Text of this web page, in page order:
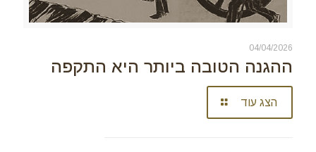
04/04/2026
ההגנה הטובה ביותר היא התקפה
הצג עוד